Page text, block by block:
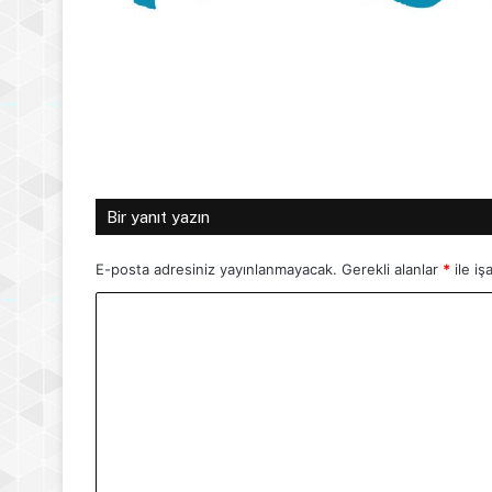
Bir yanıt yazın
E-posta adresiniz yayınlanmayacak. Gerekli alanlar * ile